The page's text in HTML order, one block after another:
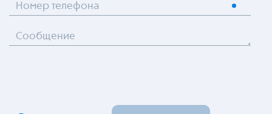
Номер телефона
Сообщение